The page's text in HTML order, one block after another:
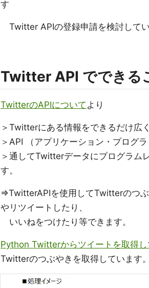
す
Twitter APIの登録申請を検討して
Twitter API でできる
TwitterのAPIについて より
＞Twitterにある情報をできるだけ広
＞API （アプリケーション・プログ
＞通してTwitterデータにプログラム
す。
⇒TwitterAPIを使用してTwitterのつ
やリツイートしたり、
いいねをつけたり等できます。
Python Twitterからツイートを取得
Twitterのつぶやきを取得しています。